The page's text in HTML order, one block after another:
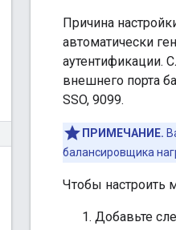
Причина
автоматически
аутентификации.
внешнего порта
SSO, 9099.
ПРИМЕЧАНИЕ.
балансировщика
Чтобы настроить
Добавьте